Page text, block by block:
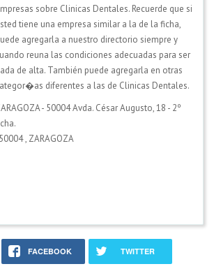
sobre Clinicas Dentales. Recuerde que si
tiene una empresa similar a la de la ficha,
agregarla a nuestro directorio siempre y
reuna las condiciones adecuadas para ser
de alta. También puede agregarla en otras
diferentes a las de Clinicas Dentales.
- 50004 Avda. César Augusto, 18 - 2º
50004, ZARAGOZA
FACEBOOK TWITTER